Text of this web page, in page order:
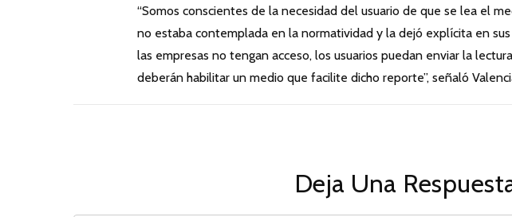
“Somos conscientes de la necesidad del usuario de que se lea el
no estaba contemplada en la normatividad y la dejó explícita en
las empresas no tengan acceso, los usuarios puedan enviar la
deberán habilitar un medio que facilite dicho reporte”, señaló
Deja Una